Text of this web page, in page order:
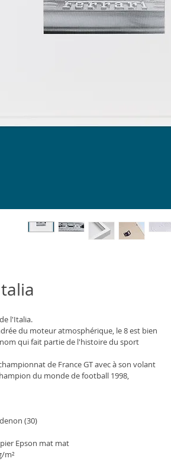
l'Italia.
du moteur atmosphérique, le 8 est bien
qui fait partie de l'histoire du sport
de France GT avec à son volant
du monde de football 1998,
(30)
Epson mat mat
m²